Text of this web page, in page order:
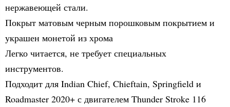
нержавеющей стали.
Покрыт матовым черным порошковым покрытием и
украшен монетой из хрома
Легко читается, не требует специальных
инструментов.
Подходит для Indian Chief, Chieftain, Springfield и
Roadmaster 2020+ с двигателем Thunder Stroke 116